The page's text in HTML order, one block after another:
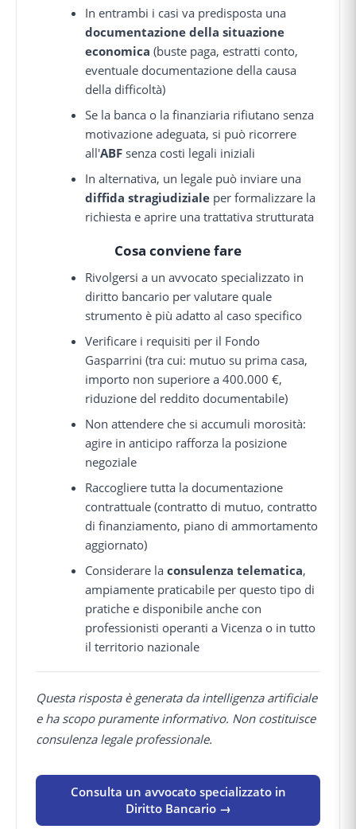
In entrambi i casi va predisposta una
documentazione della situazione
economica (buste paga, estratti conto,
eventuale documentazione della causa
della difficoltà)
Se la banca o la finanziaria rifiutano senza
motivazione adeguata, si può ricorrere
all'ABF senza costi legali iniziali
In alternativa, un legale può inviare una
diffida stragiudiziale per formalizzare la
richiesta e aprire una trattativa strutturata
Cosa conviene fare
Rivolgersi a un avvocato specializzato in
diritto bancario per valutare quale
strumento è più adatto al caso specifico
Verificare i requisiti per il Fondo
Gasparrini (tra cui: mutuo su prima casa,
importo non superiore a 400.000 €,
riduzione del reddito documentabile)
Non attendere che si accumuli morosità:
agire in anticipo rafforza la posizione
negoziale
Raccogliere tutta la documentazione
contrattuale (contratto di mutuo, contratto
di finanziamento, piano di ammortamento
aggiornato)
Considerare laconsulenza telematica,
ampiamente praticabile per questo tipo di
pratiche e disponibile anche con
professionisti operanti a Vicenza o in tutto
il territorio nazionale
Questa risposta è generata da intelligenza artificiale
e ha scopo puramente informativo. Non costituisce
consulenza legale professionale.
Consulta un avvocato specializzato in
Diritto Bancario →